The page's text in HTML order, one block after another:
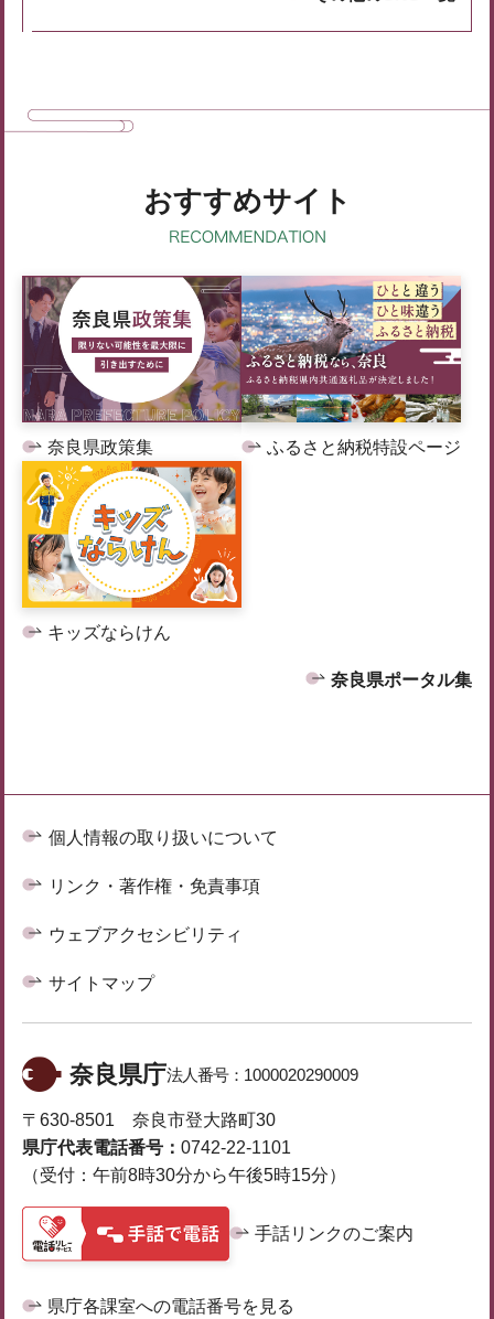
おすすめサイト
奈良県政策集 ふるさと納税特設ページ
キッズならけん
奈良県ポータル集
個人情報の取り扱いについて
リンク・著作権・免責事項
ウェブアクセシビリティ
サイトマップ
奈良県庁法人番号： 1000020290009
〒630-8501 奈良市登大路町30
県庁代表電話番号： 0742-22-1101
（受付：午前8時30分から午後5時15分）
手話リンクのご案内
県庁各課室への電話番号を見る